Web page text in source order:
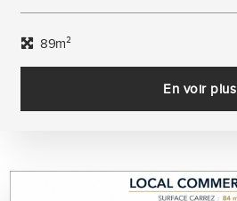
89m²
En voir plus